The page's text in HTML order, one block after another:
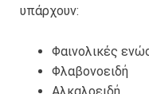
υπάρχουν:
Φαινολικές
Φλαβονοειδή